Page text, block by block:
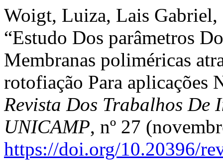
Woigt, Luiza, Lais Gabriel,
“Estudo Dos parâmetros
Membranas poliméricas
rotofiação Para aplicações
Revista Dos Trabalhos
UNICAMP, nº 27
https://doi.org/10.20396/